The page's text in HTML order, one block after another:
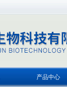
产品中心